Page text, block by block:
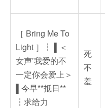
［ Bring Me To
Light ］┇ ▌＜
女声’我爱的不
一定你会爱上＞
▌今早**抵日**
┇求给力
死
不
羞